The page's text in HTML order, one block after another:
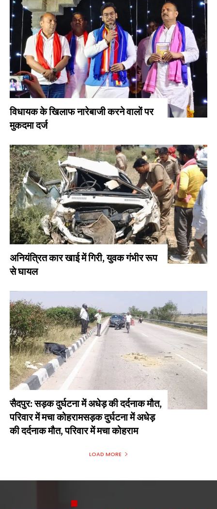
विधायक के खिलाफ नारेबाजी करने वालों पर
मुकदमा दर्ज
अनियंत्रित कार खाई में गिरी, युवक गंभीर रूप
से घायल
सैदपुर: सड़क दुर्घटना में अधेड़ की दर्दनाक मौत,
परिवार में मचा कोहरामसड़क दुर्घटना में अधेड़
की दर्दनाक मौत, परिवार में मचा कोहराम
LOAD MORE